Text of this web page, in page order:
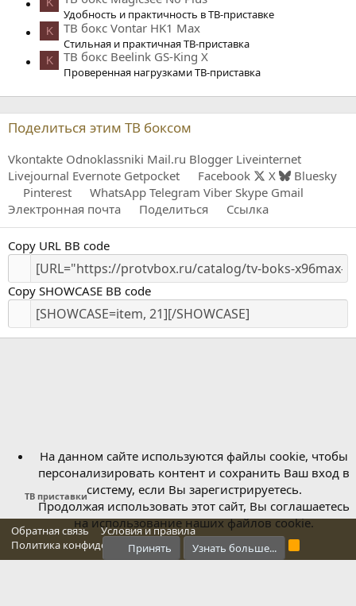
Удобность и практичность в ТВ-приставке
K ТВ бокс Vontar HK1 Max
Стильная и практичная ТВ-приставка
K ТВ бокс Beelink GS-King X
Проверенная нагрузками ТВ-приставка
Поделиться этим ТВ боксом
Vkontakte Odnoklassniki Mail.ru Blogger Liveinternet
Livejournal Evernote Getpocket Facebook X
Bluesky
Pinterest
WhatsApp Telegram Viber Skype Gmail
Электронная почта
Поделиться Ссылка
Copy URL BB code
Copy SHOWCASE BB code
ТВ приставки
Обратная связь
Условия и правила
Политика конфиденциальности
Справка Главная
R
На данном сайте используются файлы cookie, чтобы
персонализировать контент и сохранить Ваш вход в
систему, если Вы зарегистрируетесь.
Продолжая использовать этот сайт, Вы соглашаетесь
на использование наших файлов cookie.
Принять Узнать больше...